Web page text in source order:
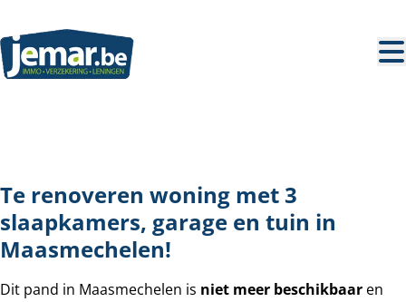
Te renoveren woning met 3
slaapkamers, garage en tuin in
Maasmechelen!
Dit pand in Maasmechelen is niet meer beschikbaar en